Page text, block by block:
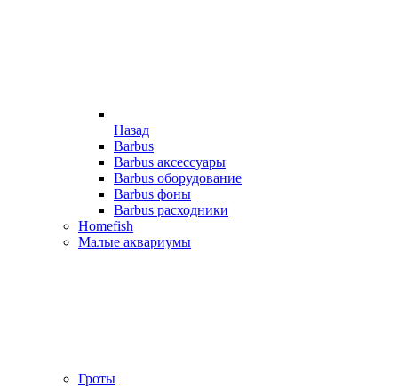
Назад
Barbus
Barbus аксессуары
Barbus оборудование
Barbus фоны
Barbus расходники
Homefish
Малые аквариумы
Гроты